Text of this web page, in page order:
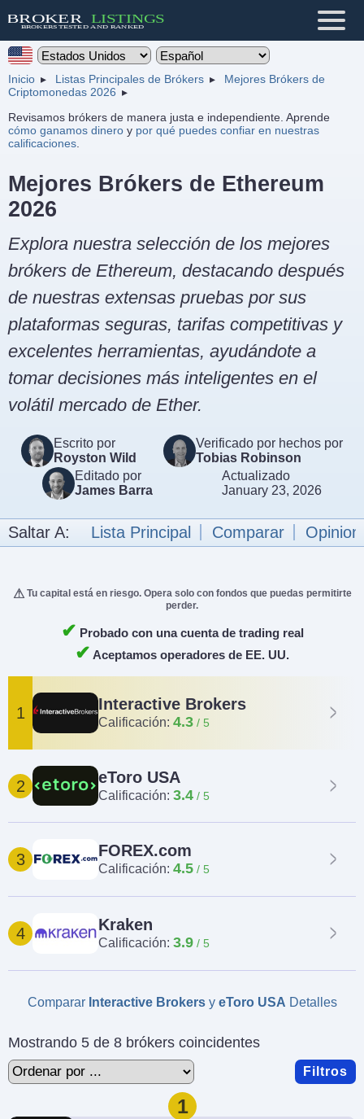
Inicio Listas Principales de Brókers
Mejores Brókers de
Criptomonedas 2026
Revisamos brókers de manera justa e independiente. Aprende
cómo ganamos dinero y por qué puedes confiar en nuestras
calificaciones
Mejores Brókers de Ethereum
2026
Explora nuestra selección de los mejores
brókers de Ethereum, destacando después
de nuestras extensas pruebas por sus
plataformas seguras, tarifas competitivas y
excelentes herramientas, ayudándote a
tomar decisiones más inteligentes en el
volátil mercado de Ether.
Escrito por
Royston Wild
Verificado por hechos por
Tobias Robinson
Editado por
James Barra
Actualizado
January 23, 2026
Saltar A: Lista Principal Comparar
Tu capital está en riesgo. Opera solo con fondos que puedas permitirte
perder.
✔ Probado con una cuenta de trading real
✔ Aceptamos operadores de EE. UU.
1 Interactive Brokers
Calificación: 4.3
2 eToro USA
Calificación: 3.4
3 FOREX.com
Calificación: 4.5
4 Kraken
Calificación: 3.9
Comparar Interactive Brokersy eToro USA Detalles
Mostrando 5 de 8 brókers coincidentes
Filtros
1